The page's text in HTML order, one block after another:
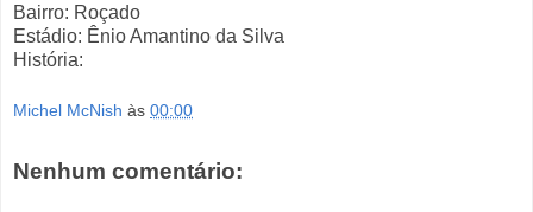
Bairro: Roçado
Estádio: Ênio Amantino da Silva
História:
Michel McNish às 00:00
Nenhum comentário: